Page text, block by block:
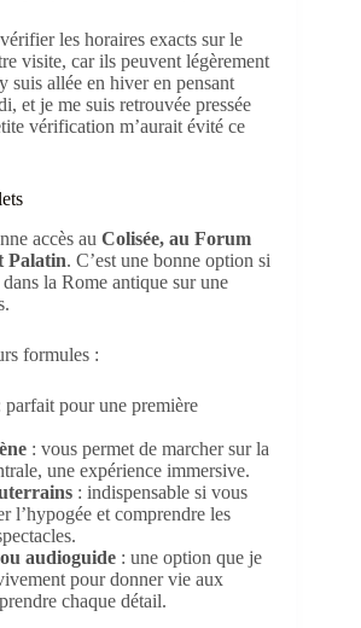
les horaires exacts sur le
visite, car ils peuvent légèrement
suis allée en hiver en pensant
et je me suis retrouvée pressée
vérification m’aurait évité ce
accès au Colisée, au Forum
Palatin. C’est une bonne option si
la Rome antique sur une
formules :
parfait pour une première
: vous permet de marcher sur la
une expérience immersive.
: indispensable si vous
l’hypogée et comprendre les
audioguide : une option que je
pour donner vie aux
chaque détail.